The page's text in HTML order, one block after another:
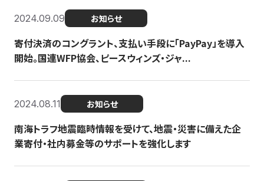
2024.09.09 お知らせ
寄付決済のコングラント、支払い手段に「PayPay」を導入
開始。国連WFP協会、ピースウィンズ・ジャ...
2024.08.11 お知らせ
南海トラフ地震臨時情報を受けて、地震・災害に備えた企
業寄付・社内募金等のサポートを強化します